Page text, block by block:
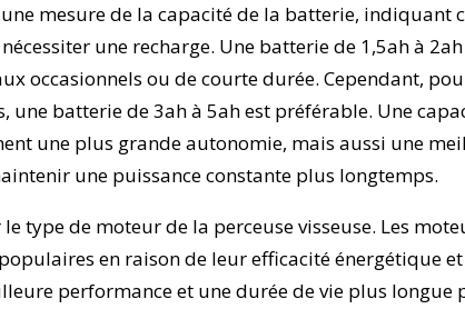
mesure de la capacité de la batterie, indiquant
une recharge. Une batterie de 1,5ah à
occasionnels ou de courte durée. Cependant,
une batterie de 3ah à 5ah est préférable. Une
une plus grande autonomie, mais aussi une
une puissance constante plus longtemps.
type de moteur de la perceuse visseuse. Les
en raison de leur efficacité énergétique
performance et une durée de vie plus longue